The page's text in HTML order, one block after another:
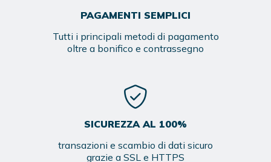
PAGAMENTI SEMPLICI
Tutti i principali metodi di pagamento
oltre a bonifico e contrassegno
SICUREZZA AL 100%
transazioni e scambio di dati sicuro
grazie a SSL e HTTPS